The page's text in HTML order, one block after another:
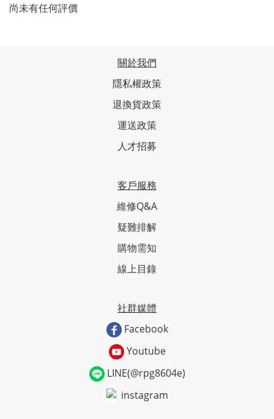
尚未有任何評價
關於我們
隱私權政策
退換貨政策
運送政策
人才招募
客戶服務
維修Q&A
疑難排解
購物需知
線上目錄
社群媒體
Facebook
Youtube
LINE(@rpg8604e)
instagram